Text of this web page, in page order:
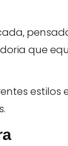
que
estilos